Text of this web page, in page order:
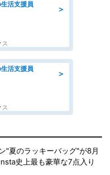
＞
活支援員
ス
＞
活支援員
ス
"夏のラッキーバッグ"が8月
史上最も豪華な7点入り